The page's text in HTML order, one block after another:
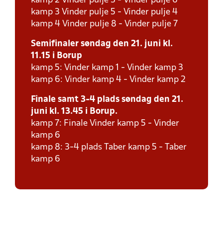
kamp 3 Vinder pulje 5 - Vinder pulje 4
kamp 4 Vinder pulje 8 - Vinder pulje 7
Semifinaler søndag den 21. juni kl.
11.15 i Borup
kamp 5: Vinder kamp 1 - Vinder kamp 3
kamp 6: Vinder kamp 4 - Vinder kamp 2
Finale samt 3-4 plads søndag den 21.
juni kl. 13.45 i Borup.
kamp 7: Finale Vinder kamp 5 - Vinder
kamp 6
kamp 8: 3-4 plads Taber kamp 5 - Taber
kamp 6